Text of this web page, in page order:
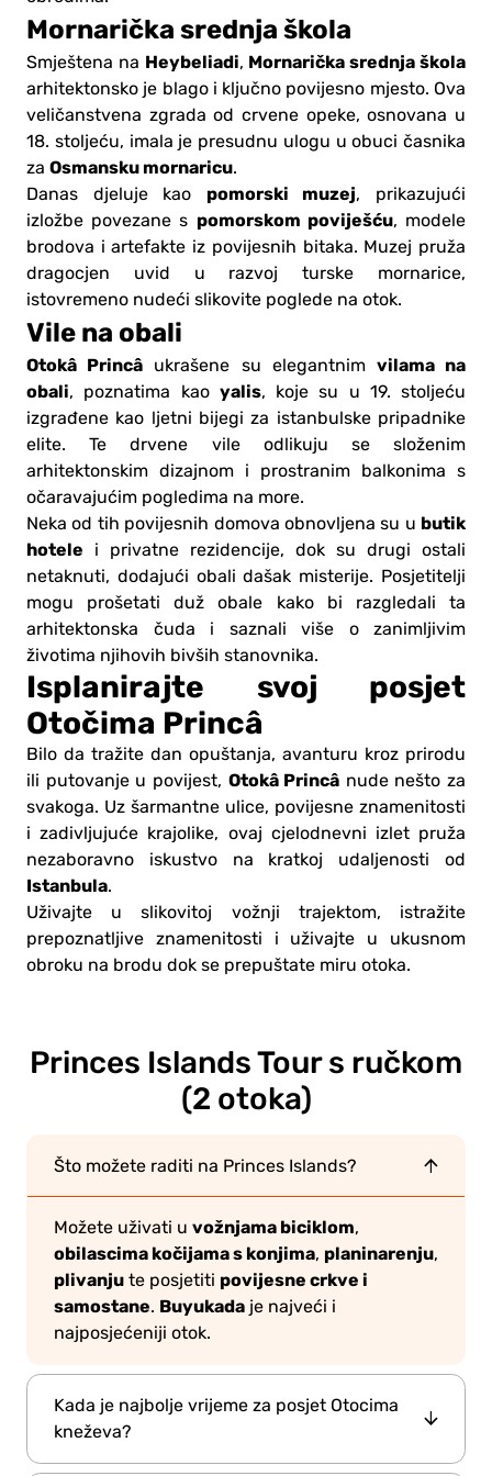
Mornarička srednja škola
Smještena na Heybeliadi, Mornarička srednja škola
arhitektonsko je blago i ključno povijesno mjesto. Ova
veličanstvena zgrada od crvene opeke, osnovana u
18. stoljeću, imala je presudnu ulogu u obuci časnika
za Osmansku mornaricu.
Danas djeluje kao pomorski muzej, prikazujući
izložbe povezane s pomorskom poviješću, modele
brodova i artefakte iz povijesnih bitaka. Muzej pruža
dragocjen uvid u razvoj turske mornarice,
istovremeno nudeći slikovite poglede na otok.
Vile na obali
Otokâ Princâ ukrašene su elegantnim vilama na
obali, poznatima kao yalis, koje su u 19. stoljeću
izgrađene kao ljetni bijegi za istanbulske pripadnike
elite. Te drvene vile odlikuju se složenim
arhitektonskim dizajnom i prostranim balkonima s
očaravajućim pogledima na more.
Neka od tih povijesnih domova obnovljena su u butik
hotele i privatne rezidencije, dok su drugi ostali
netaknuti, dodajući obali dašak misterije. Posjetitelji
mogu prošetati duž obale kako bi razgledali ta
arhitektonska čuda i saznali više o zanimljivim
životima njihovih bivših stanovnika.
Isplanirajte svoj posjet
Otočima Princâ
Bilo da tražite dan opuštanja, avanturu kroz prirodu
ili putovanje u povijest, Otokâ Princâ nude nešto za
svakoga. Uz šarmantne ulice, povijesne znamenitosti
i zadivljujuće krajolike, ovaj cjelodnevni izlet pruža
nezaboravno iskustvo na kratkoj udaljenosti od
Istanbula.
Uživajte u slikovitoj vožnji trajektom, istražite
prepoznatljive znamenitosti i uživajte u ukusnom
obroku na brodu dok se prepuštate miru otoka.
Princes Islands Tour s ručkom
(2 otoka)
Što možete raditi na Princes Islands?
Možete uživati u vožnjama biciklom,
obilascima kočijama s konjima, planinarenju,
plivanju te posjetiti povijesne crkve i
samostane. Buyukada je najveći i
najposjećeniji otok.
Kada je najbolje vrijeme za posjet Otocima
kneževa?